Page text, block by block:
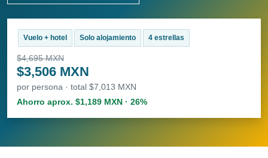
Vuelo + hotel Solo alojamiento 4 estrellas
$4,695 MXN
$3,506 MXN
por persona · total $7,013 MXN
Ahorro aprox. $1,189 MXN · 26%